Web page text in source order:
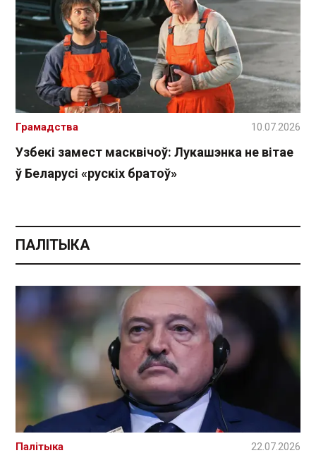
Узбекі замест масквічоў: Лукашэнка не вітае
ў Беларусі «рускіх братоў»
Грамадства 10.07.2026
ПАЛІТЫКА
Палітыка 22.07.2026